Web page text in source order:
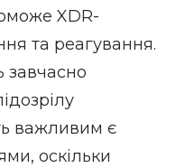
XDR-
та реагування.
завчасно
важливим є
, оскільки